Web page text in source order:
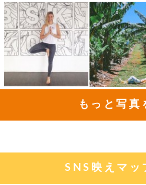
もっと写真
SNS映えマッ